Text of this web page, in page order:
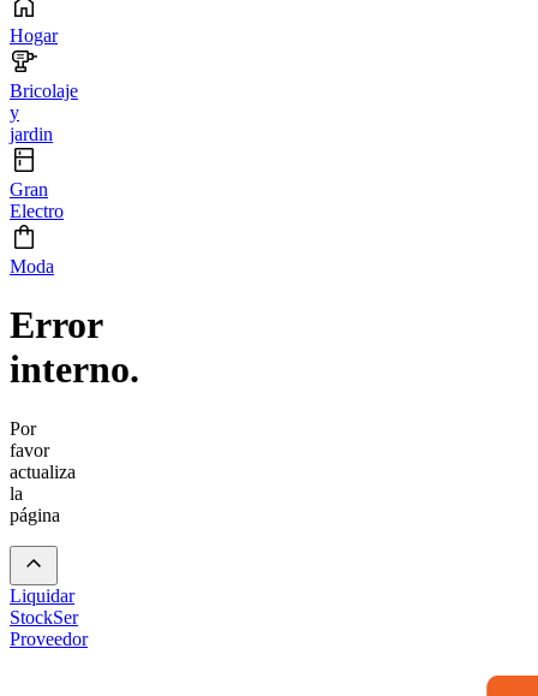
Hogar
Bricolaje
y
jardin
Gran
Electro
Moda
Error
interno.
Por
favor
actualiza
la
página
Liquidar
StockSer
Proveedor